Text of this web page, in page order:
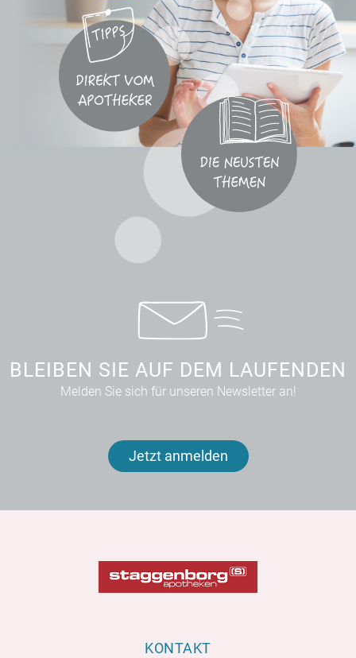
BLEIBEN SIE AUF DEM LAUFENDEN
Melden Sie sich für unseren Newsletter an!
Jetzt anmelden
KONTAKT